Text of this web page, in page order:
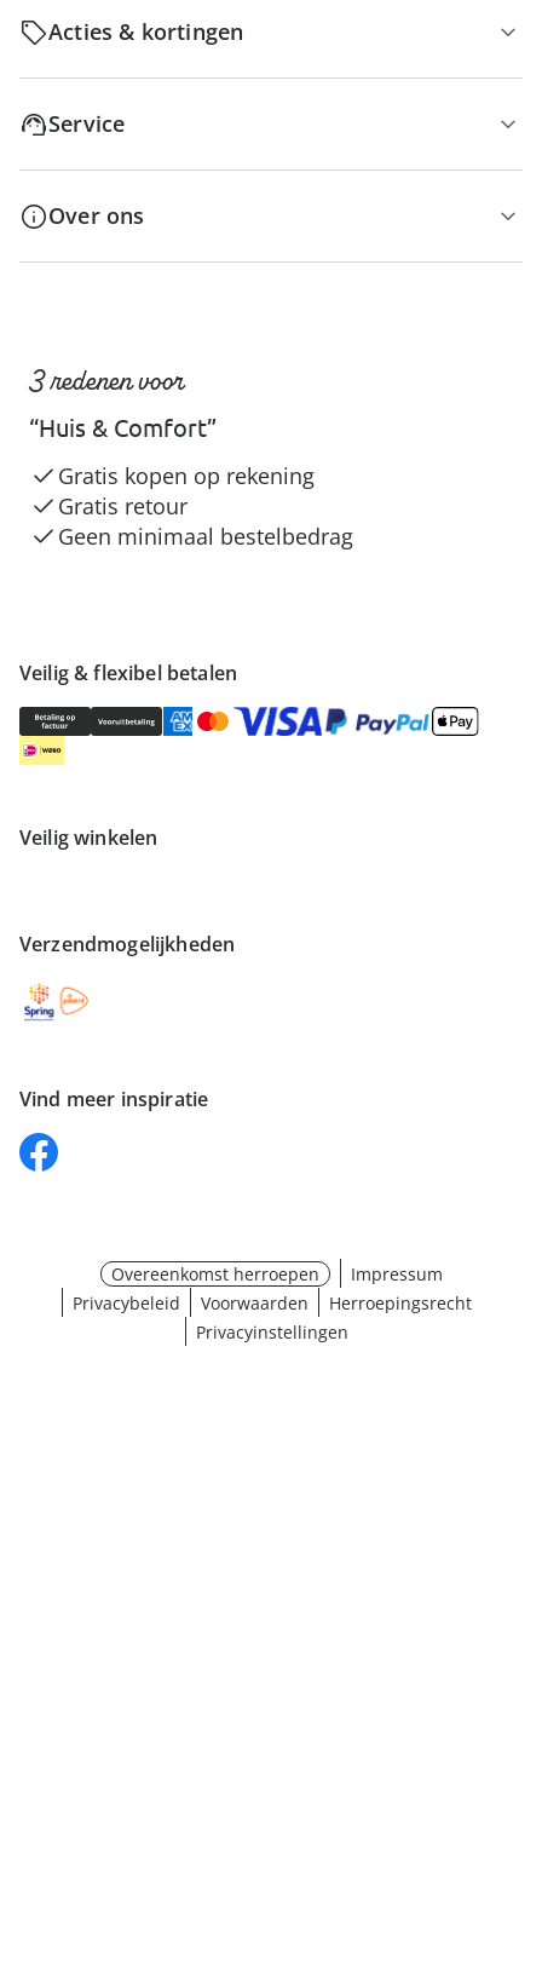
Acties & kortingen
Service
Over ons
Veilig & flexibel betalen
Veilig winkelen
Verzendmogelijkheden
Vind meer inspiratie
3 redenen voor
“Huis & Comfort”
Gratis kopen op rekening
Gratis retour
Geen minimaal bestelbedrag
Overeenkomst herroepen
Impressum
Privacybeleid
Voorwaarden
Herroepingsrecht
Privacyinstellingen